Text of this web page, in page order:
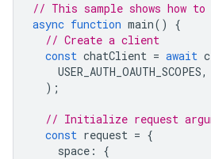
// This sample shows how
async function main()
{
// Create a client
const chatClient = await
USER_AUTH_OAUTH_SCOPES,
);
// Initialize request
const request = {
space :
{